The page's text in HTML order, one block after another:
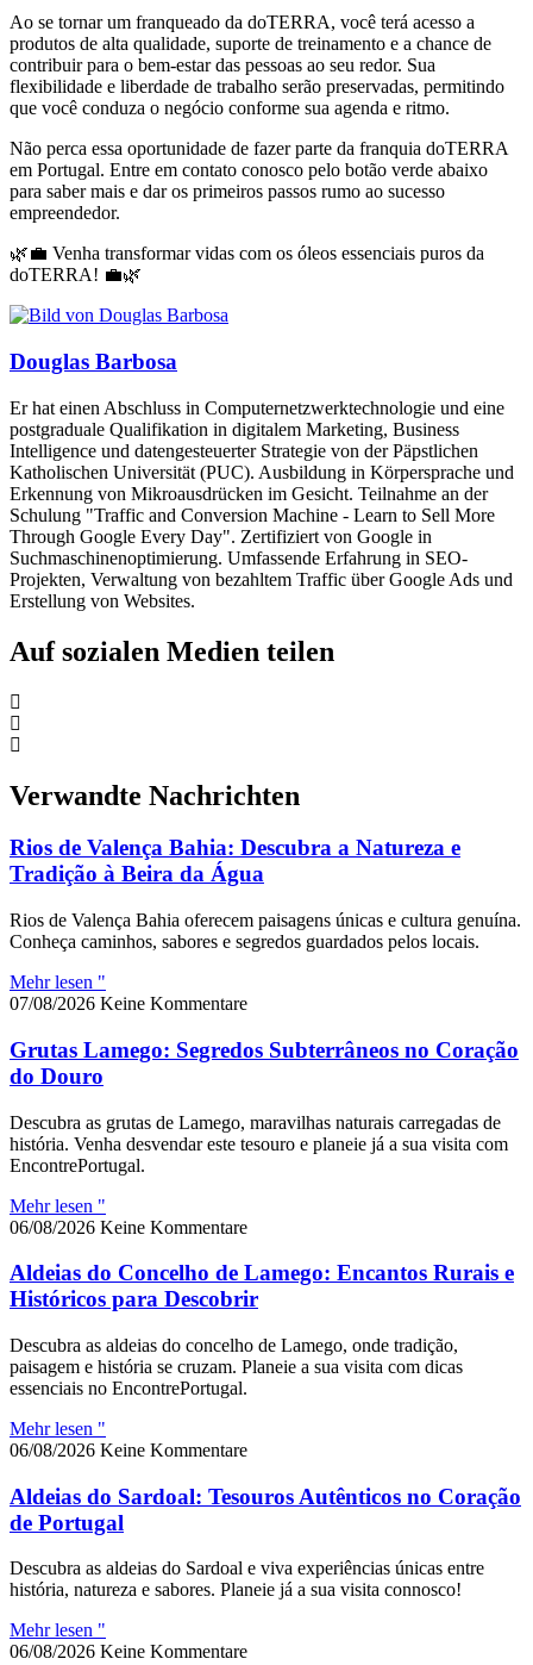
Ao se tornar um franqueado da doTERRA, você terá acesso a
produtos de alta qualidade, suporte de treinamento e a chance de
contribuir para o bem-estar das pessoas ao seu redor. Sua
flexibilidade e liberdade de trabalho serão preservadas, permitindo
que você conduza o negócio conforme sua agenda e ritmo.
Não perca essa oportunidade de fazer parte da franquia doTERRA
em Portugal. Entre em contato conosco pelo botão verde abaixo
para saber mais e dar os primeiros passos rumo ao sucesso
empreendedor.
🌿💼 Venha transformar vidas com os óleos essenciais puros da
doTERRA! 💼🌿
Douglas Barbosa
Er hat einen Abschluss in Computernetzwerktechnologie und eine
postgraduale Qualifikation in digitalem Marketing, Business
Intelligence und datengesteuerter Strategie von der Päpstlichen
Katholischen Universität (PUC). Ausbildung in Körpersprache und
Erkennung von Mikroausdrücken im Gesicht. Teilnahme an der
Schulung "Traffic and Conversion Machine - Learn to Sell More
Through Google Every Day". Zertifiziert von Google in
Suchmaschinenoptimierung. Umfassende Erfahrung in SEO-
Projekten, Verwaltung von bezahltem Traffic über Google Ads und
Erstellung von Websites.
Auf sozialen Medien teilen
Verwandte Nachrichten
Rios de Valença Bahia: Descubra a Natureza e
Tradição à Beira da Água
Rios de Valença Bahia oferecem paisagens únicas e cultura genuína.
Conheça caminhos, sabores e segredos guardados pelos locais.
Mehr lesen "
07/08/2026 Keine Kommentare
Grutas Lamego: Segredos Subterrâneos no Coração
do Douro
Descubra as grutas de Lamego, maravilhas naturais carregadas de
história. Venha desvendar este tesouro e planeie já a sua visita com
EncontrePortugal.
Mehr lesen "
06/08/2026 Keine Kommentare
Aldeias do Concelho de Lamego: Encantos Rurais e
Históricos para Descobrir
Descubra as aldeias do concelho de Lamego, onde tradição,
paisagem e história se cruzam. Planeie a sua visita com dicas
essenciais no EncontrePortugal.
Mehr lesen "
06/08/2026 Keine Kommentare
Aldeias do Sardoal: Tesouros Autênticos no Coração
de Portugal
Descubra as aldeias do Sardoal e viva experiências únicas entre
história, natureza e sabores. Planeie já a sua visita connosco!
Mehr lesen "
06/08/2026 Keine Kommentare